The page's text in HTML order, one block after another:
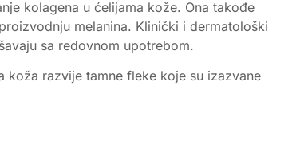
kolagena u ćelijama kože. Ona takođe
melanina. Klinički i dermatološki
sa redovnom upotrebom.
koža razvije tamne fleke koje su izazvane